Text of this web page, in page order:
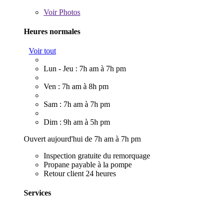
VoirPhotos
Heures normales
Voir tout
Lun - Jeu : 7h am à 7h pm
Ven : 7h am à 8h pm
Sam : 7h am à 7h pm
Dim : 9h am à 5h pm
Ouvert aujourd'hui de 7h am à 7h pm
Inspection gratuite du remorquage
Propane payable à la pompe
Retour client 24 heures
Services